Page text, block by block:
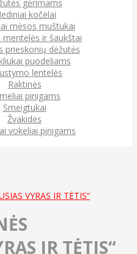
gėrimams
kočėlai
mėsos muštukai
mentelės ir šaukštai
prieskonių dėžutės
puodeliams
lentelės
Raktinės
pinigams
Smeigtukai
Žvakidės
vokeliai pinigams
VYRAS IR TĖTIS“
IR TĖTIS“